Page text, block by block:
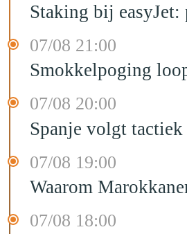
Staking bij
07/08 21:00
Smokkelpoging
07/08 20:00
Spanje volgt tactiek
07/08 19:00
Waarom
07/08 18:00